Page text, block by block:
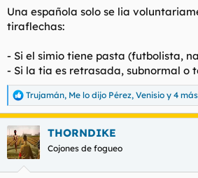
Una española solo se lia
tiraflechas:
- Si el simio tiene pasta (futbolista,
- Si la tia es retrasada, subnormal o
R
e
a
c
c
i
Trujamán, Me lo dijo Pérez, Venisio y 4 más
THORNDIKE
Cojones de fogueo